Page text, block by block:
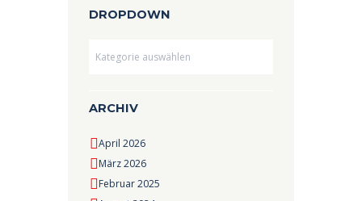
DROPDOWN
ARCHIV
April 2026
März 2026
Februar 2025